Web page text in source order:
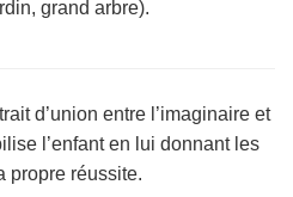
grand arbre).
d’union entre l’imaginaire et
l’enfant en lui donnant les
propre réussite.